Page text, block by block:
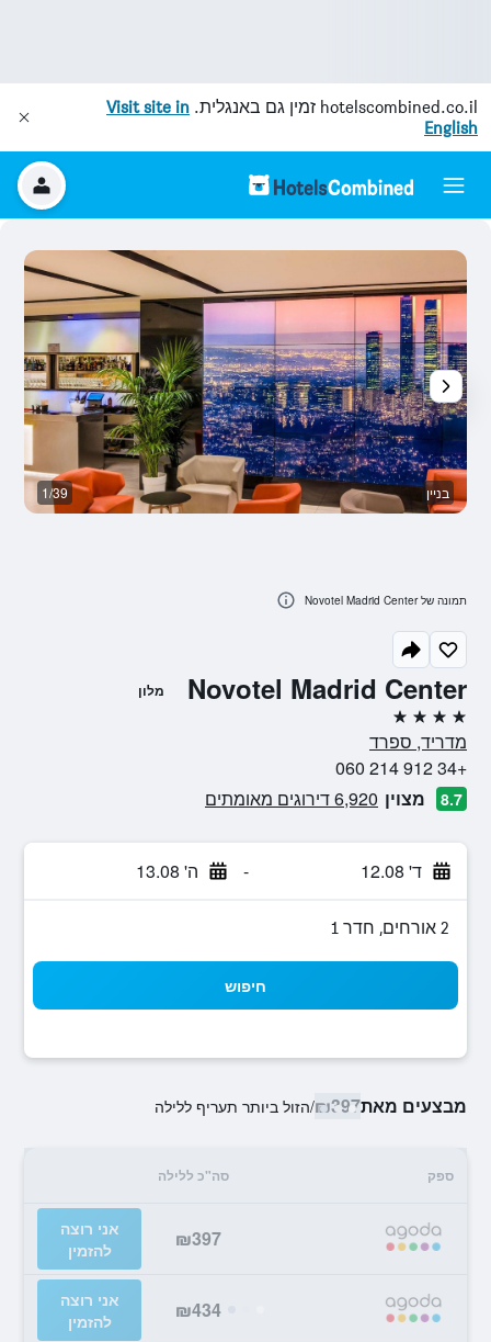
hotelscombined.co.il זמין גם באנגלית. Visit site in
English
Novotel Madrid Center מלון
4 כוכבים
מדריד, ספרד
+34 912 214 060
8.7 מצוין 6,920 דירוגים מאומתים
ד' 12.08 - ה' 13.08
2 אורחים, חדר 1
חיפוש
מבצעים מאת₪397
/הזול ביותר תעריף ללילה
ספק סה"כ ללילה
₪397
אני רוצה
להזמין
₪434
אני רוצה
להזמין
בניין 1/39
תמונה של Novotel Madrid Center